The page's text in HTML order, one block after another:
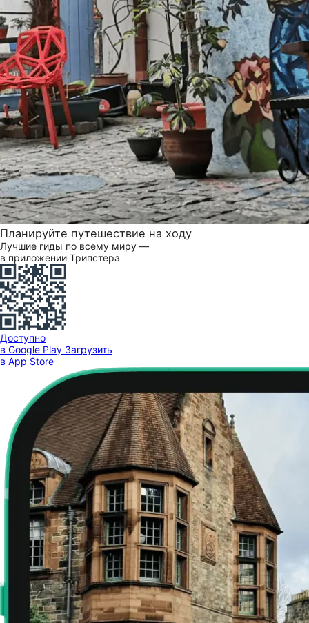
Планируйте путешествие на ходу
Лучшие гиды по всему миру —
в приложении Трипстера
Доступно
в Google Play Загрузить
в App Store